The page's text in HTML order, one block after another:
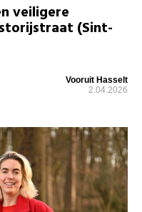
veiligere
(Sint-
Vooruit Hasselt
2.04.2026